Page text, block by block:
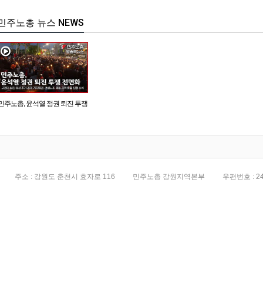
주노총 뉴스 NEWS
주노총, 윤석열 정권 퇴진 투쟁
주소 : 강원도 춘천시 효자로 116 민주노총 강원지역본부 우편번호 :